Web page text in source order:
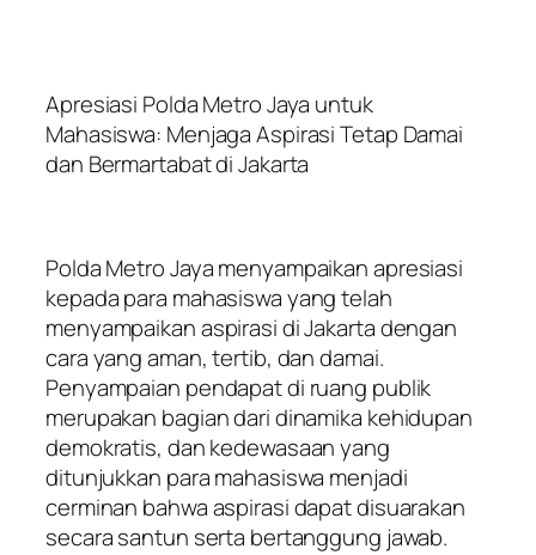
Apresiasi Polda Metro Jaya untuk
Mahasiswa: Menjaga Aspirasi Tetap Damai
dan Bermartabat di Jakarta
Polda Metro Jaya menyampaikan apresiasi
kepada para mahasiswa yang telah
menyampaikan aspirasi di Jakarta dengan
cara yang aman, tertib, dan damai.
Penyampaian pendapat di ruang publik
merupakan bagian dari dinamika kehidupan
demokratis, dan kedewasaan yang
ditunjukkan para mahasiswa menjadi
cerminan bahwa aspirasi dapat disuarakan
secara santun serta bertanggung jawab.